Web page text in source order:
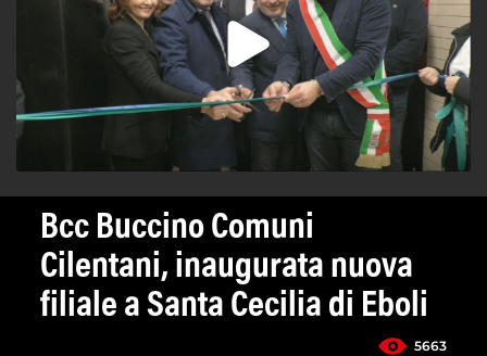
Bcc Buccino Comuni
Cilentani, inaugurata nuova
filiale a Santa Cecilia di Eboli
5663